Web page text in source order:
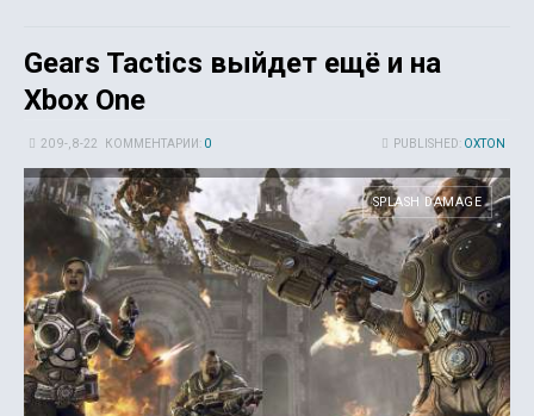
Gears Tactics выйдет ещё и на
Xbox One
PUBLISHED: OXTON
20 9-, 8-22 КОММЕНТАРИИ: 0
SPLASH DAMAGE